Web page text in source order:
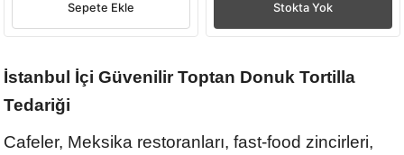
Sepete Ekle Stokta Yok
İstanbul İçi Güvenilir Toptan Donuk Tortilla
Tedariği
Cafeler, Meksika restoranları, fast-food zincirleri,